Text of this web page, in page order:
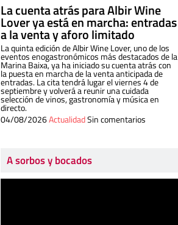
La cuenta atrás para Albir Wine
Lover ya está en marcha: entradas
a la venta y aforo limitado
La quinta edición de Albir Wine Lover, uno de los
eventos enogastronómicos más destacados de la
Marina Baixa, ya ha iniciado su cuenta atrás con
la puesta en marcha de la venta anticipada de
entradas. La cita tendrá lugar el viernes 4 de
septiembre y volverá a reunir una cuidada
selección de vinos, gastronomía y música en
directo.
04/08/2026ActualidadSin comentarios
A sorbos y bocados